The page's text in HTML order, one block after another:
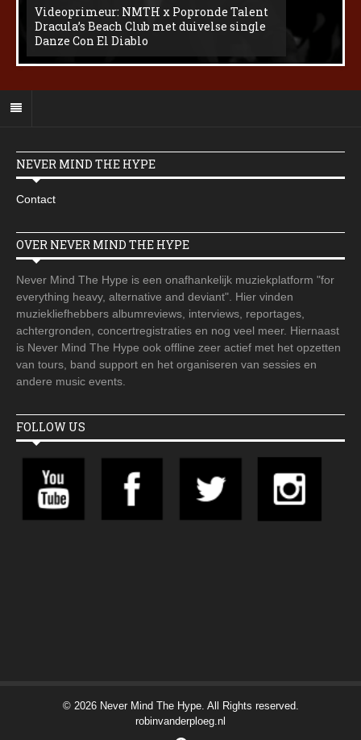
Videoprimeur: NMTH x Popronde Talent
Dracula’s Beach Club met duivelse single
Danze Con El Diablo
NEVER MIND THE HYPE
Contact
OVER NEVER MIND THE HYPE
Never Mind The Hype is een onafhankelijk muziekplatform "for
everything heavy, alternative and deviant". Hier vinden
muziekliefhebbers albumreviews, interviews, reportages,
achtergronden, concertregistraties en nog veel meer. Hiernaast
is Never Mind The Hype ook offline zeer actief met het opzetten
van tours, band support en het organiseren van sessies en
andere music events.
FOLLOW US
© 2026 Never Mind The Hype. All Rights reserved.
robinvanderploeg.nl